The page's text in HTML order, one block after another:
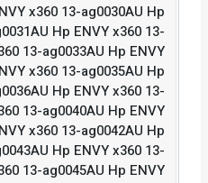
x360 13-ag0030AU Hp
Hp ENVY x360 13-
13-ag0033AU Hp ENVY
x360 13-ag0035AU Hp
Hp ENVY x360 13-
13-ag0040AU Hp ENVY
x360 13-ag0042AU Hp
Hp ENVY x360 13-
13-ag0045AU Hp ENVY